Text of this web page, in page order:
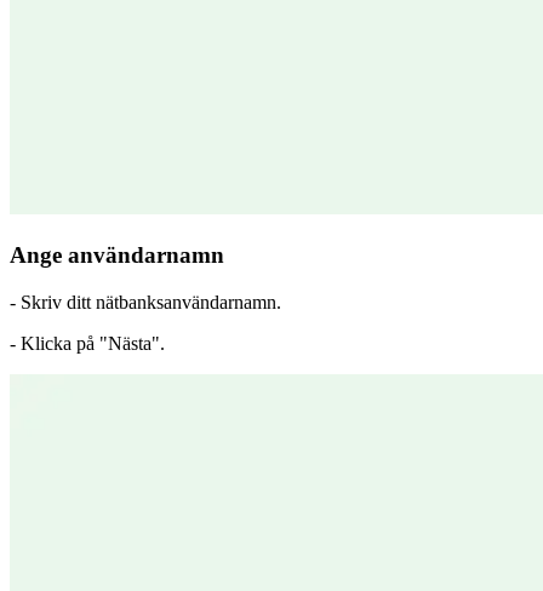
Ange användarnamn
- Skriv ditt nätbanksanvändarnamn.
- Klicka på "Nästa".